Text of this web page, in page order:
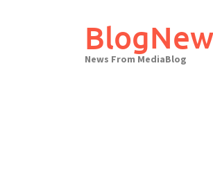
News From MediaBlog